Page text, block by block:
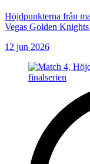
Höjdpunkterna från
Vegas Golden
12 jun 2026